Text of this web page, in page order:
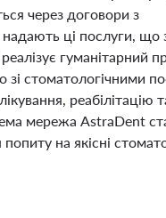
через договори з
ці послуги, що
гуманітарний
стоматологічними
реабілітацію
мережа AstraDent
на якісні